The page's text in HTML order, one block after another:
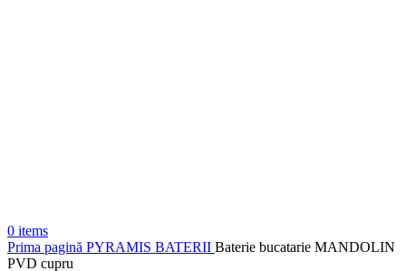
0 items
Prima pagină PYRAMIS BATERII Baterie bucatarie MANDOLIN
PVD cupru